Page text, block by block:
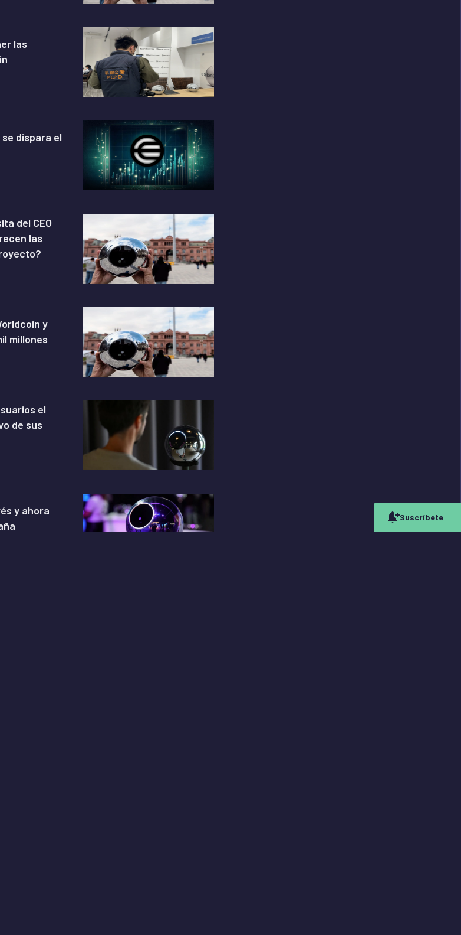
Suscríbete
las
dispara el
del CEO
las
y
millones
el
de sus
y ahora